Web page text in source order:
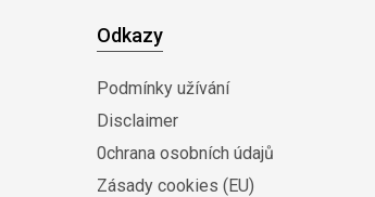
Odkazy
Podmínky užívání
Disclaimer
0chrana osobních údajů
Zásady cookies (EU)